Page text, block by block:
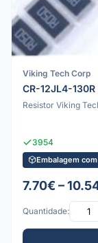
Viking Tech Corp
CR-12JL4-130R
Resistor Viking
3954
Embalagem
7.70€ –
Quantidade: